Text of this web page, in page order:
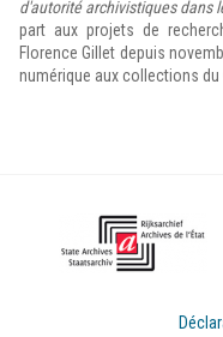
d'autorité archivistiques dans
part aux projets de
Florence Gillet depuis
numérique aux collections du